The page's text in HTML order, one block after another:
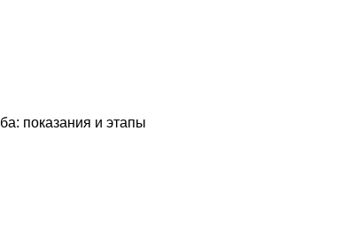
показания и этапы